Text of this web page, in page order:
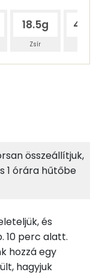
18.5g
Zsír
143 kcal
0 kcal
51%
összeállítjuk,
1 órára hűtőbe
és
10 perc alatt.
hozzá egy
hagyjuk